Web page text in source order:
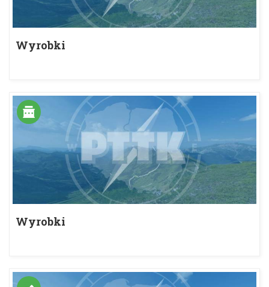
Wyrobki
Wyrobki